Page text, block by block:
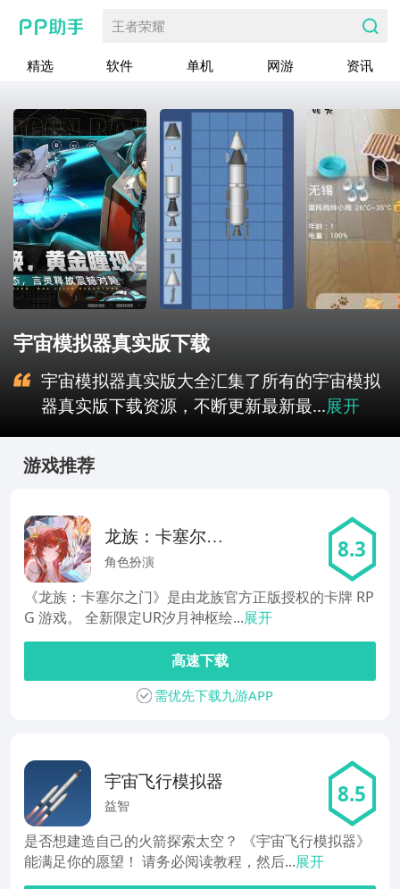
王者荣耀
精选 软件 单机 网游 资讯
宇宙模拟器真实版下载
宇宙模拟器真实版大全汇集了所有的宇宙模拟
器真实版下载资源，不断更新最新最...展开
游戏推荐
龙族：卡塞尔之
门
角色扮演 8.3
《龙族：卡塞尔之门》是由龙族官方正版授权的卡牌 RP
G 游戏。 全新限定UR汐月神枢绘...展开
高速下载
需优先下载九游APP
宇宙飞行模拟器
益智 8.5
是否想建造自己的火箭探索太空？ 《宇宙飞行模拟器》
能满足你的愿望！ 请务必阅读教程，然后...展开